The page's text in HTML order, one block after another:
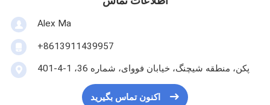
Alex Ma
+8613911439957
پکن، منطقه شیچنگ، خیابان فووای، شماره 36، 1-4-401
اکنون تماس بگیرید